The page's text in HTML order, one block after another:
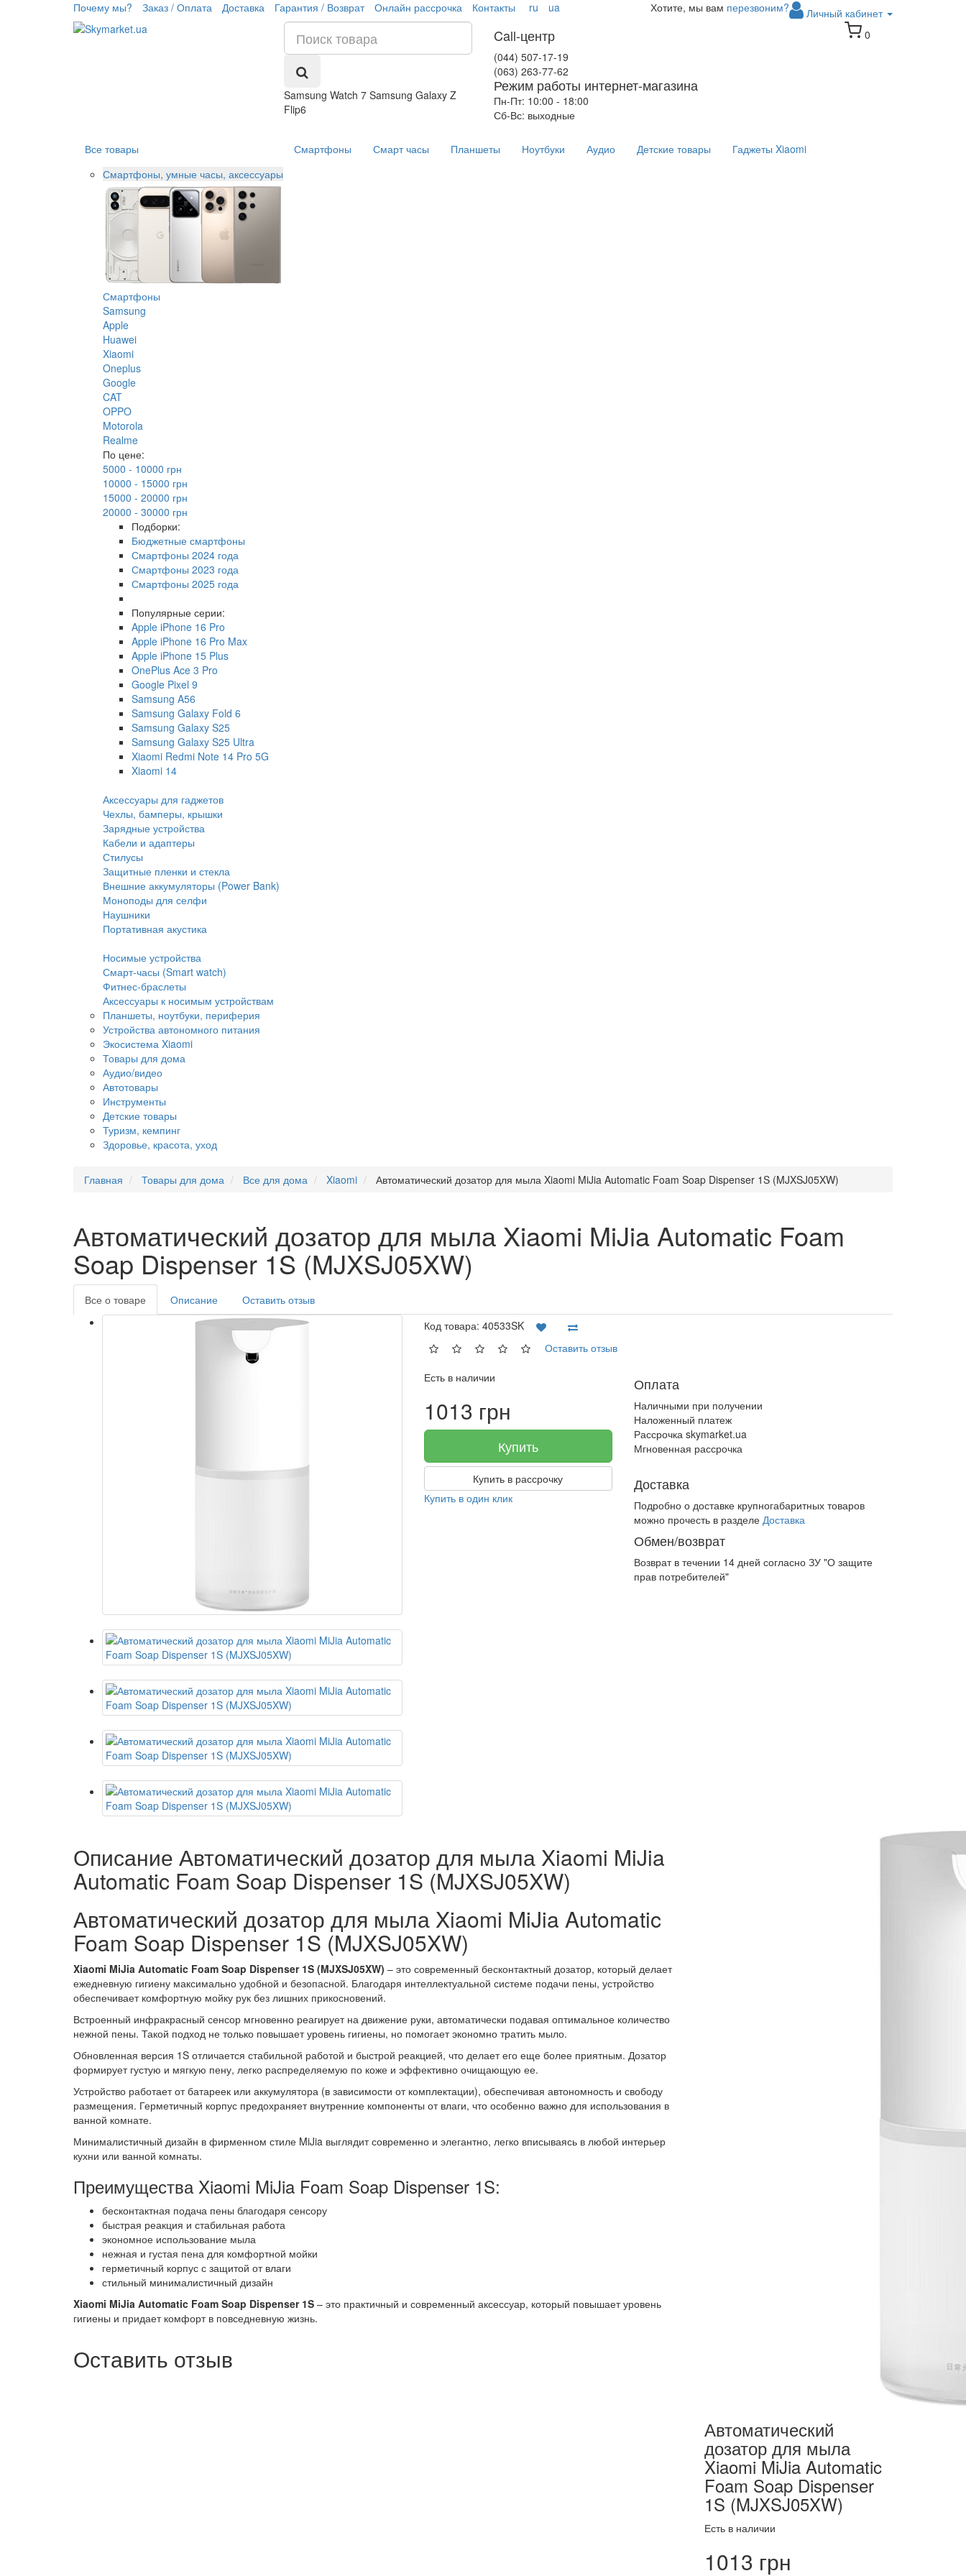
Почему мы? Заказ / Оплата Доставка Гарантия / Возврат Онлайн рассрочка Контакты ru ua Личный кабинет
Хотите, мы вам перезвоним?
Samsung Watch 7 Samsung Galaxy Z
Flip6
Call-центр
(044) 507-17-19
(063) 263-77-62
Режим работы интернет-магазина
Пн-Пт: 10:00 - 18:00
Сб-Вс: выходные
0
Все товары
Смартфоны, умные часы, аксессуары
Смартфоны
Samsung
Apple
Huawei
Xiaomi
Oneplus
Google
CAT
OPPO
Motorola
Realme
По цене:
5000 - 10000 грн
10000 - 15000 грн
15000 - 20000 грн
20000 - 30000 грн
Подборки:
Бюджетные смартфоны
Смартфоны 2024 года
Смартфоны 2023 года
Смартфоны 2025 года
Популярные серии:
Apple iPhone 16 Pro
Apple iPhone 16 Pro Max
Apple iPhone 15 Plus
OnePlus Ace 3 Pro
Google Pixel 9
Samsung A56
Samsung Galaxy Fold 6
Samsung Galaxy S25
Samsung Galaxy S25 Ultra
Xiaomi Redmi Note 14 Pro 5G
Xiaomi 14
Аксессуары для гаджетов
Чехлы, бамперы, крышки
Зарядные устройства
Кабели и адаптеры
Стилусы
Защитные пленки и стекла
Внешние аккумуляторы (Power Bank)
Моноподы для селфи
Наушники
Портативная акустика
Носимые устройства
Смарт-часы (Smart watch)
Фитнес-браслеты
Аксессуары к носимым устройствам
Планшеты, ноутбуки, периферия
Устройства автономного питания
Экосистема Xiaomi
Товары для дома
Аудио/видео
Автотовары
Инструменты
Детские товары
Туризм, кемпинг
Здоровье, красота, уход
Смартфоны Смарт часы Планшеты Ноутбуки Аудио Детские товары Гаджеты Xiaomi
Главная Товары для дома Все для дома Xiaomi Автоматический дозатор для мыла Xiaomi MiJia Automatic Foam Soap Dispenser 1S (MJXSJ05XW)
Автоматический дозатор для мыла Xiaomi MiJia Automatic Foam
Soap Dispenser 1S (MJXSJ05XW)
Все о товаре Описание
Оставить отзыв
Код товара: 40533SK
Оставить отзыв
Есть в наличии
1013 грн
Купить
Купить в рассрочку
Купить в один клик
Оплата
Наличными при получении
Наложенный платеж
Рассрочка skymarket.ua
Мгновенная рассрочка
Доставка
Подробно о доставке крупногабаритных товаров
можно прочесть в разделе Доставка
Обмен/возврат
Возврат в течении 14 дней согласно ЗУ "О защите
прав потребителей"
Описание Автоматический дозатор для мыла Xiaomi MiJia
Automatic Foam Soap Dispenser 1S (MJXSJ05XW)
Автоматический дозатор для мыла Xiaomi MiJia Automatic
Foam Soap Dispenser 1S (MJXSJ05XW)
Xiaomi MiJia Automatic Foam Soap Dispenser 1S (MJXSJ05XW) – это современный бесконтактный дозатор, который делает
ежедневную гигиену максимально удобной и безопасной. Благодаря интеллектуальной системе подачи пены, устройство
обеспечивает комфортную мойку рук без лишних прикосновений.
Встроенный инфракрасный сенсор мгновенно реагирует на движение руки, автоматически подавая оптимальное количество
нежной пены. Такой подход не только повышает уровень гигиены, но помогает экономно тратить мыло.
Обновленная версия 1S отличается стабильной работой и быстрой реакцией, что делает его еще более приятным. Дозатор
формирует густую и мягкую пену, легко распределяемую по коже и эффективно очищающую ее.
Устройство работает от батареек или аккумулятора (в зависимости от комплектации), обеспечивая автономность и свободу
размещения. Герметичный корпус предохраняет внутренние компоненты от влаги, что особенно важно для использования в
ванной комнате.
Минималистичный дизайн в фирменном стиле MiJia выглядит современно и элегантно, легко вписываясь в любой интерьер
кухни или ванной комнаты.
Преимущества Xiaomi MiJia Foam Soap Dispenser 1S:
бесконтактная подача пены благодаря сенсору
быстрая реакция и стабильная работа
экономное использование мыла
нежная и густая пена для комфортной мойки
герметичный корпус с защитой от влаги
стильный минималистичный дизайн
Xiaomi MiJia Automatic Foam Soap Dispenser 1S – это практичный и современный аксессуар, который повышает уровень
гигиены и придает комфорт в повседневную жизнь.
Оставить отзыв
Автоматический
дозатор для мыла
Xiaomi MiJia Automatic
Foam Soap Dispenser
1S (MJXSJ05XW)
Есть в наличии
1013 грн